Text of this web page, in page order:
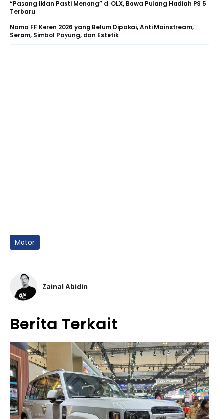
“Pasang Iklan Pasti Menang” di OLX, Bawa Pulang Hadiah PS 5
Terbaru
Nama FF Keren 2026 yang Belum Dipakai, Anti Mainstream,
Seram, Simbol Payung, dan Estetik
Motor
Zainal Abidin
Berita Terkait